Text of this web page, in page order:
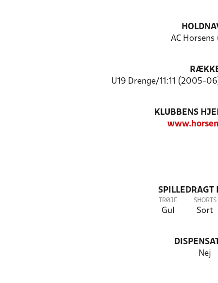
AC Horsens
U19 Drenge/11:11 (2005-
KLUBBENS
SPILLEDRAGT
TRØJE
Gul
SHORTS
Sort
Nej